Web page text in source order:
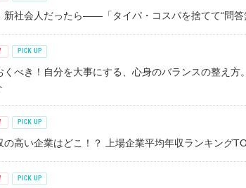
新社会人だったら――「タイパ・コスパを捨てて“問答
くべき！自分を大事にする、心身のバランスの整え方
の高い企業はどこ！？ 上場企業平均年収ランキング